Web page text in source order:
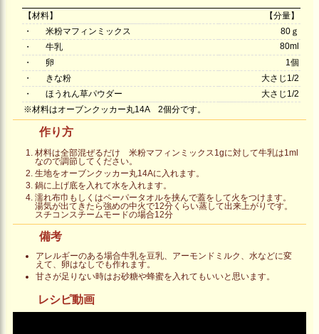
【材料】
【分量】
・
米粉マフィンミックス
80ｇ
・
牛乳
80ml
・
卵
1個
・
きな粉
大さじ1/2
・
ほうれん草パウダー
大さじ1/2
※材料はオーブンクッカー丸14A 2個分です。
作り方
材料は全部混ぜるだけ 米粉マフィンミックス1gに対して牛乳は1ml
なので調節してください。
生地をオーブンクッカー丸14Aに入れます。
鍋に上げ底を入れて水を入れます。
濡れ布巾もしくはペーパータオルを挟んで蓋をして火をつけます。
湯気が出てきたら強めの中火で12分くらい蒸して出来上がりです。
スチコンスチームモードの場合12分
備考
アレルギーのある場合牛乳を豆乳、アーモンドミルク、水などに変
えて、卵はなしでも作れます。
甘さが足りない時はお砂糖や蜂蜜を入れてもいいと思います。
レシピ動画